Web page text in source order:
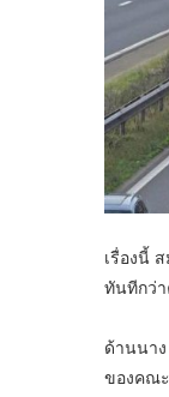
เรื่องนี้
ทันทีกว่า
ด้านนาง
ของคณะ